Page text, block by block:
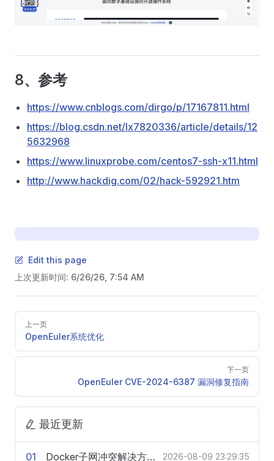
8、参考
https://www.cnblogs.com/dirgo/p/17167811.html
https://blog.csdn.net/lx7820336/article/details/12
5632968
https://www.linuxprobe.com/centos7-ssh-x11.html
http://www.hackdig.com/02/hack-592921.htm
Edit this page
上次更新时间: 6/26/26, 7:54 AM
Pager上一页
OpenEuler系统优化
下一页
OpenEuler CVE-2024-6387 漏洞修复指南
最近更新
01 Docker子网冲突解决方案及配置说明 2026-08-09 23:29:35